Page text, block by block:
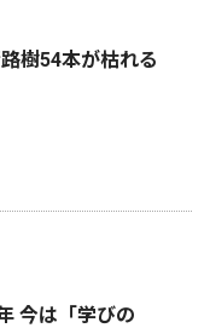
樹54本が枯れる
今は「学びの